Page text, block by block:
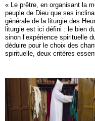
« Le prêtre, en organisant la
peuple de Dieu que ses
générale de la liturgie des
liturgie est ici défini : le bien
sinon l’expérience spirituelle
déduire pour le choix des
spirituelle, deux critères